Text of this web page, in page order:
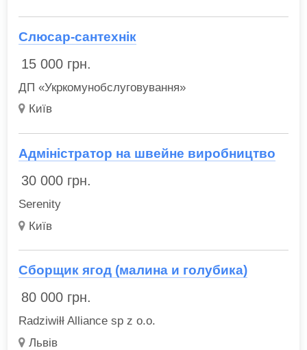
Слюсар-сантехнік
15 000 грн.
ДП «Укркомунобслуговування»
Київ
Адміністратор на швейне виробництво
30 000 грн.
Serenity
Київ
Сборщик ягод (малина и голубика)
80 000 грн.
Radziwiłł Alliance sp z o.o.
Львів